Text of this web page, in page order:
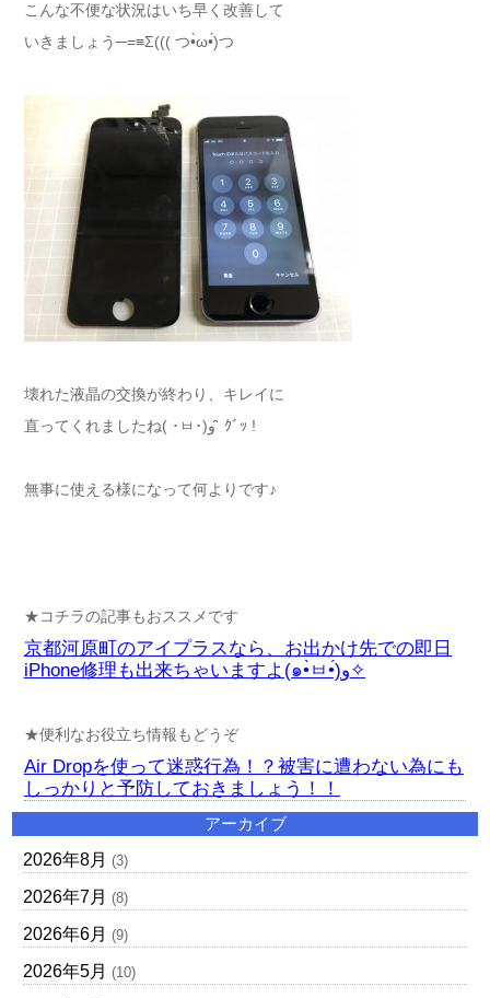
こんな不便な状況はいち早く改善して
いきましょう─=≡Σ((( つ•̀ω•́)つ
壊れた液晶の交換が終わり、キレイに
直ってくれましたね( ･ㅂ･)و ̑̑ ｸﾞｯ !
無事に使える様になって何よりです♪
★コチラの記事もおススメです
京都河原町のアイプラスなら、お出かけ先での即日
iPhone修理も出来ちゃいますよ(๑•̀ㅂ•́)و✧
★便利なお役立ち情報もどうぞ
Air Dropを使って迷惑行為！？被害に遭わない為にも
しっかりと予防しておきましょう！！
アーカイブ
2026年8月 (3)
2026年7月 (8)
2026年6月 (9)
2026年5月 (10)